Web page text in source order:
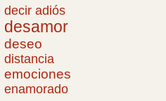
decir adiós
desamor
deseo
distancia
emociones
enamorado